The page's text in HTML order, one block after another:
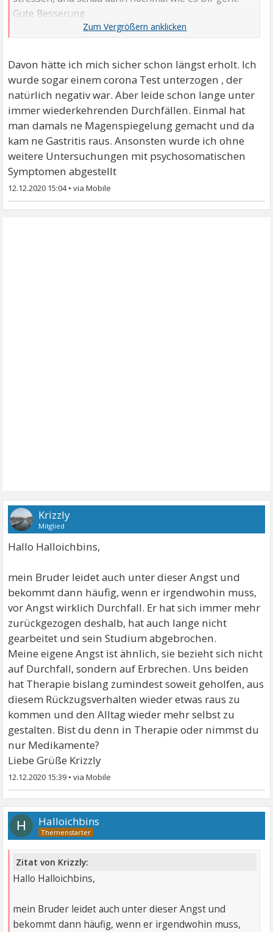
Gute Besserung
Davon hätte ich mich sicher schon längst erholt. Ich
wurde sogar einem corona Test unterzogen , der
natürlich negativ war. Aber leide schon lange unter
immer wiederkehrenden Durchfällen. Einmal hat
man damals ne Magenspiegelung gemacht und da
kam ne Gastritis raus. Ansonsten wurde ich ohne
weitere Untersuchungen mit psychosomatischen
Symptomen abgestellt
12.12.2020 15:04•
Krizzly
Mitglied
Hallo Halloichbins,
mein Bruder leidet auch unter dieser Angst und
bekommt dann häufig, wenn er irgendwohin muss,
vor Angst wirklich Durchfall. Er hat sich immer mehr
zurückgezogen deshalb, hat auch lange nicht
gearbeitet und sein Studium abgebrochen.
Meine eigene Angst ist ähnlich, sie bezieht sich nicht
auf Durchfall, sondern auf Erbrechen. Uns beiden
hat Therapie bislang zumindest soweit geholfen, aus
diesem Rückzugsverhalten wieder etwas raus zu
kommen und den Alltag wieder mehr selbst zu
gestalten. Bist du denn in Therapie oder nimmst du
nur Medikamente?
Liebe Grüße Krizzly
12.12.2020 15:39 •
H Halloichbins
Zitat von Krizzly:
Hallo Halloichbins,
mein Bruder leidet auch unter dieser Angst und
bekommt dann häufig, wenn er irgendwohin muss,